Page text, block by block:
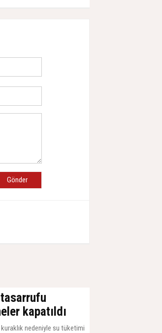
Gönder
kapatıldı
kuraklık nedeniyle su tüketimi